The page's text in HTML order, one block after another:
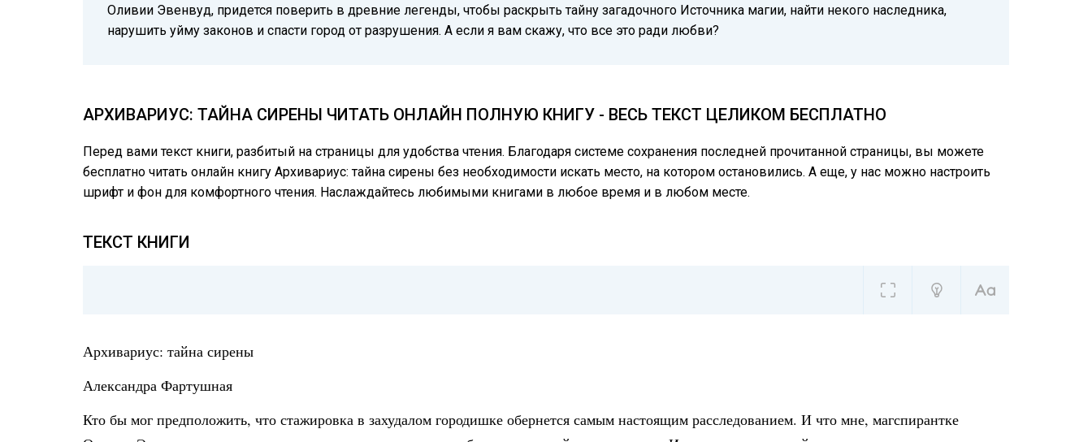
Оливии Эвенвуд, придется поверить в древние легенды, чтобы раскрыть тайну загадочного Источника магии, найти некого наследника,
нарушить уйму законов и спасти город от разрушения. А если я вам скажу, что все это ради любви?
АРХИВАРИУС: ТАЙНА СИРЕНЫ ЧИТАТЬ ОНЛАЙН ПОЛНУЮ КНИГУ - ВЕСЬ ТЕКСТ ЦЕЛИКОМ БЕСПЛАТНО
Перед вами текст книги, разбитый на страницы для удобства чтения. Благодаря системе сохранения последней прочитанной страницы, вы можете
бесплатно читать онлайн книгу Архивариус: тайна сирены без необходимости искать место, на котором остановились. А еще, у нас можно настроить
шрифт и фон для комфортного чтения. Наслаждайтесь любимыми книгами в любое время и в любом месте.
ТЕКСТ КНИГИ
Архивариус: тайна сирены
Александра Фартушная
Кто бы мог предположить, что стажировка в захудалом городишке обернется самым настоящим расследованием. И что мне, магспирантке